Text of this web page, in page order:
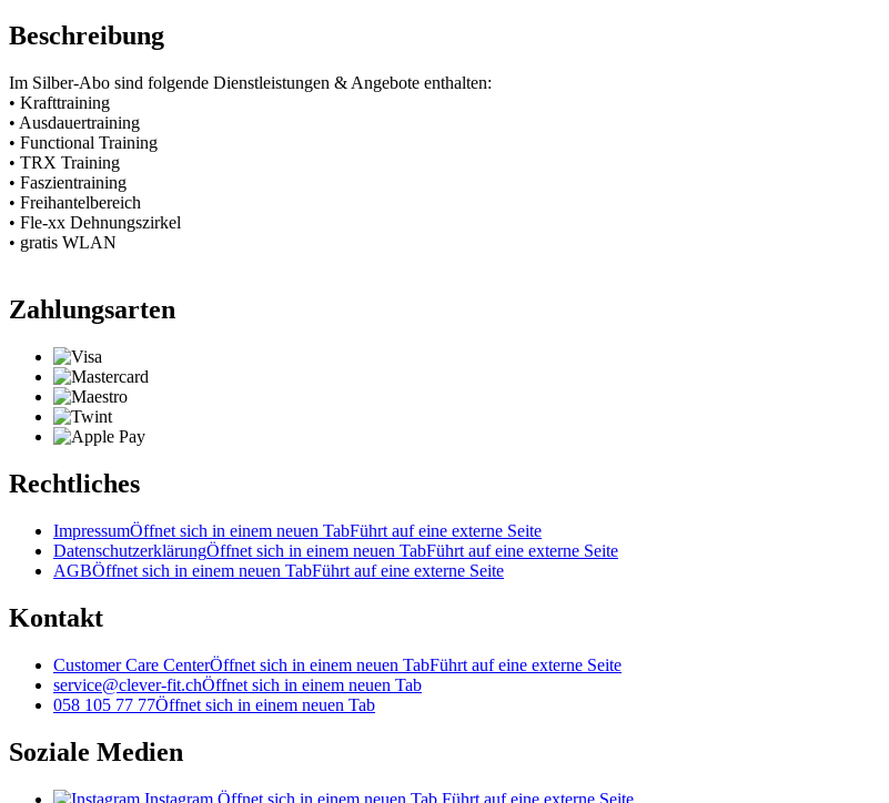
Beschreibung
Im Silber-Abo sind folgende Dienstleistungen & Angebote enthalten:
• Krafttraining
• Ausdauertraining
• Functional Training
• TRX Training
• Faszientraining
• Freihantelbereich
• Fle-xx Dehnungszirkel
• gratis WLAN
Zahlungsarten
Rechtliches
ImpressumÖffnet sich in einem neuen TabFührt auf eine externe Seite
DatenschutzerklärungÖffnet sich in einem neuen TabFührt auf eine externe Seite
AGBÖffnet sich in einem neuen TabFührt auf eine externe Seite
Kontakt
Customer Care CenterÖffnet sich in einem neuen TabFührt auf eine externe Seite
service@clever-fit.chÖffnet sich in einem neuen Tab
058 105 77 77Öffnet sich in einem neuen Tab
Soziale Medien
Instagram Öffnet sich in einem neuen Tab Führt auf eine externe Seite